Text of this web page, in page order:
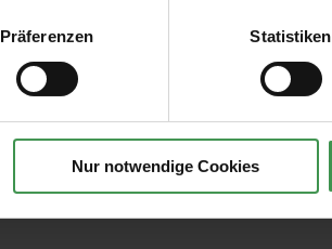
Präferenzen Statistiken
Nur notwendige Cookies